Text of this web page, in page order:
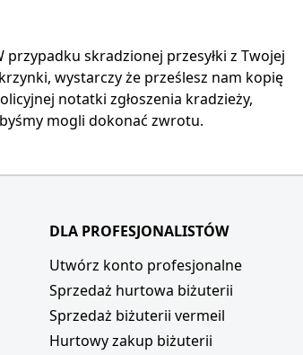
przypadku skradzionej przesyłki z Twojej
wystarczy że prześlesz nam kopię
notatki zgłoszenia kradzieży,
mogli dokonać zwrotu.
DLA PROFESJONALISTÓW
Utwórz konto profesjonalne
Sprzedaż hurtowa biżuterii
Sprzedaż biżuterii vermeil
Hurtowy zakup biżuterii